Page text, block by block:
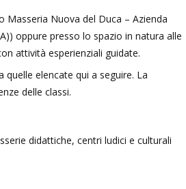
Masseria Nuova del Duca – Azienda
oppure presso lo spazio in natura alle
attività esperienziali guidate.
elencate qui a seguire. La
delle classi.
didattiche, centri ludici e culturali